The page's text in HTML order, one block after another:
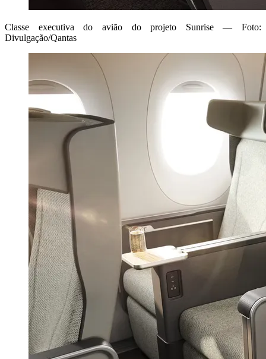
Classe executiva do avião do projeto Sunrise — Foto:
Divulgação/Qantas